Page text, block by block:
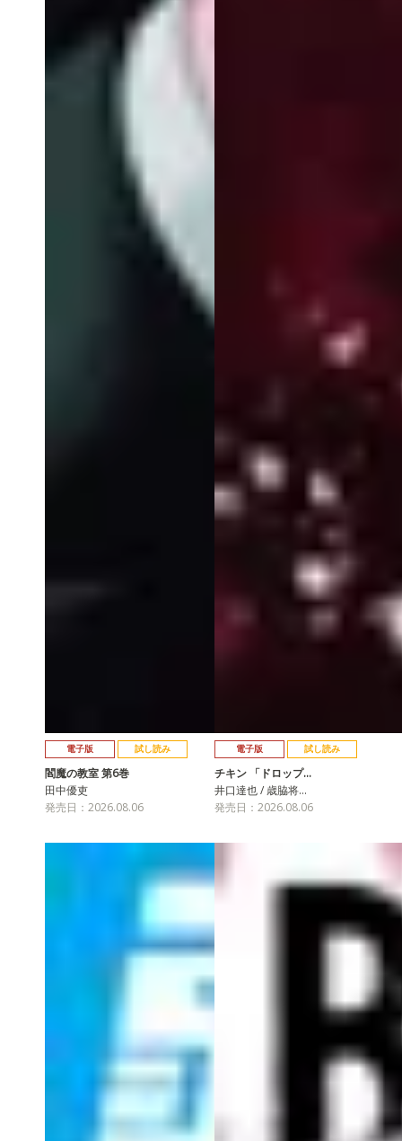
電子版 試し読み
閻魔の教室 第6巻
田中優吏
発売日：2026.08.06
電子版 試し読み
チキン 「ドロップ…
井口達也 / 歳脇将…
発売日：2026.08.06